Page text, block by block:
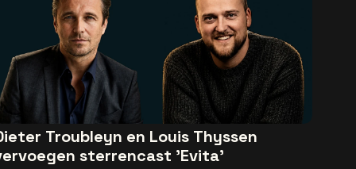
Troubleyn en Louis Thyssen
sterrencast 'Evita'